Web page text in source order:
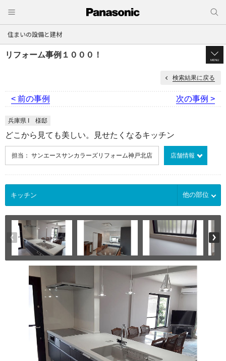
住まいの設備と建材
リフォーム事例１０００！
MENU
検索結果に戻る
< 前の事例 次の事例 >
兵庫県 I 様邸
どこから見ても美しい。見せたくなるキッチン
担当： サンエースサンカラーズリフォーム神戸北店 店舗情報
他の部位